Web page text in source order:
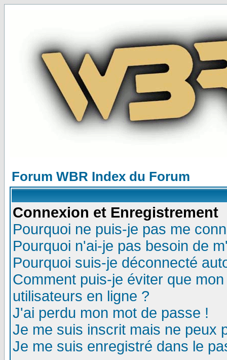
Forum WBR Index du Forum
Connexion et Enregistrement
Pourquoi ne puis-je pas me
Pourquoi n'ai-je pas besoin de
Pourquoi suis-je déconnecté
Comment puis-je éviter que
utilisateurs en ligne ?
J'ai perdu mon mot de passe !
Je me suis inscrit mais ne peux
Je me suis enregistré dans le